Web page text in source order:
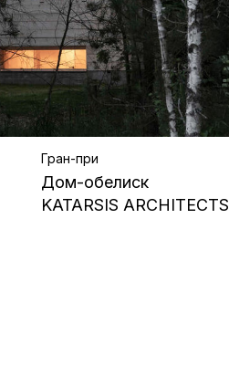
Гран-при
Дом-обелиск
KATARSIS ARCHITECTS